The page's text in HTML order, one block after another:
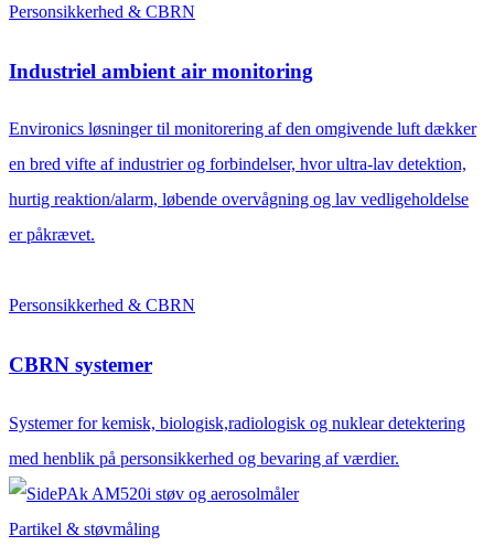
Personsikkerhed & CBRN
Industriel ambient air monitoring
Environics løsninger til monitorering af den omgivende luft dækker
en bred vifte af industrier og forbindelser, hvor ultra-lav detektion,
hurtig reaktion/alarm, løbende overvågning og lav vedligeholdelse
er påkrævet.
Personsikkerhed & CBRN
CBRN systemer
Systemer for kemisk, biologisk,radiologisk og nuklear detektering
med henblik på personsikkerhed og bevaring af værdier.
Partikel & støvmåling